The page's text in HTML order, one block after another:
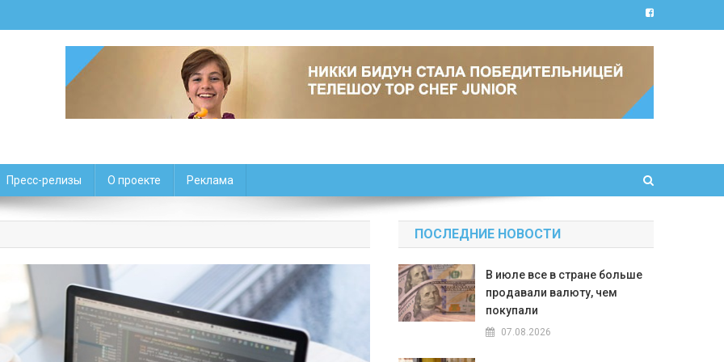
Пресс-релизы О проекте Реклама
ПОСЛЕДНИЕ НОВОСТИ
В июле все в стране больше
продавали валюту, чем
покупали
07.08.2026